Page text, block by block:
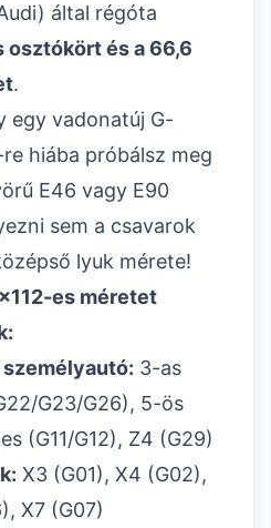
által régóta
osztókört és a 66,6
.
egy vadonatúj G-
hiába próbálsz meg
E46 vagy E90
sem a csavarok
lyuk mérete!
es méretet
3-as
G23/G26), 5-ös
(G11/G12), Z4 (G29)
X3 (G01), X4 (G02),
X7 (G07)